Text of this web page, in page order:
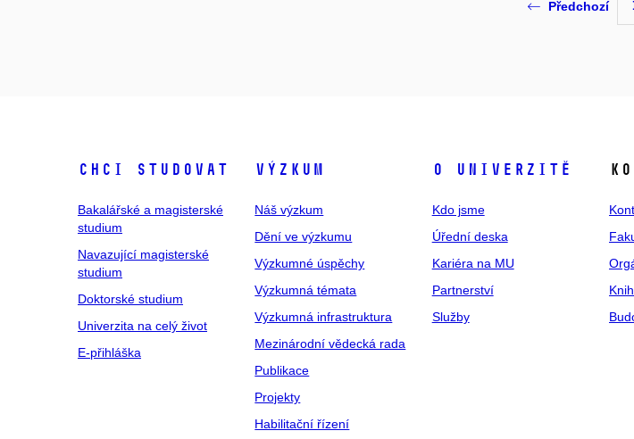
Předchozí
Chci studovat
Bakalářské a magisterské
studium
Navazující magisterské
studium
Doktorské studium
Univerzita na celý život
E-přihláška
Výzkum
Náš výzkum
Dění ve výzkumu
Výzkumné úspěchy
Výzkumná témata
Výzkumná infrastruktura
Mezinárodní vědecká rada
Publikace
Projekty
Habilitační řízení
O univerzitě
Kdo jsme
Úřední deska
Kariéra na MU
Partnerství
Služby